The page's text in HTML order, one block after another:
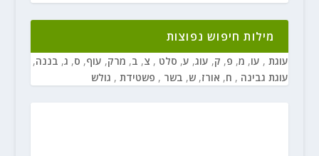
מילות חיפוש נפוצות
עוגת , עו, מ, פ, ק, עוג, ע, סלט , צ, ב, מרק, עוף, ס, ג, בננה,
עוגת גבינה , ח, אורז, ש, בשר , פשטידת , גולש